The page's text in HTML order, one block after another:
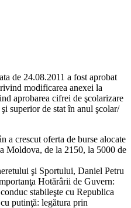
de 24.08.2011 a fost aprobat
modificarea anexei la
aprobarea cifrei de şcolarizare
superior de stat în anul şcolar/
a crescut oferta de burse alocate
Moldova, de la 2150, la 5000 de
şi Sportului, Daniel Petru
Hotărârii de Guvern:
stabileşte cu Republica
putinţă: legătura prin